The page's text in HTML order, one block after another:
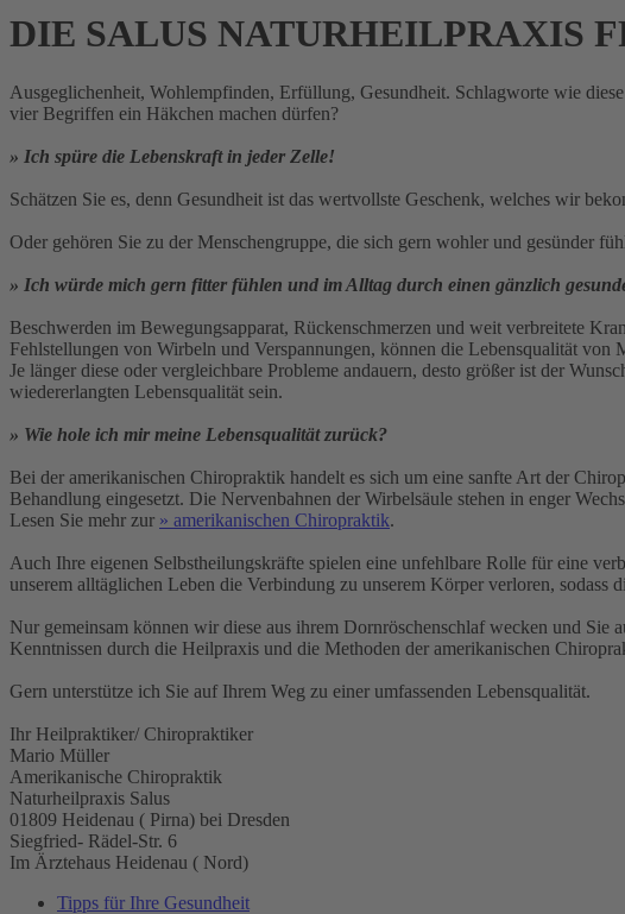
DIE SALUS NATURHEILPRAXIS
Ausgeglichenheit, Wohlempfinden, Erfüllung, Gesundheit. Schlagworte wie
vier Begriffen ein Häkchen machen dürfen?
» Ich spüre die Lebenskraft in jeder Zelle!
Schätzen Sie es, denn Gesundheit ist das wertvollste Geschenk, welches wir
Oder gehören Sie zu der Menschengruppe, die sich gern wohler und gesünder
» Ich würde mich gern fitter fühlen und im Alltag durch einen gänzlich
Beschwerden im Bewegungsapparat, Rückenschmerzen und weit verbreitete
Fehlstellungen von Wirbeln und Verspannungen, können die Lebensqualität von
Je länger diese oder vergleichbare Probleme andauern, desto größer ist der
wiedererlangten Lebensqualität sein.
» Wie hole ich mir meine Lebensqualität zurück?
Bei der amerikanischen Chiropraktik handelt es sich um eine sanfte Art der
Behandlung eingesetzt. Die Nervenbahnen der Wirbelsäule stehen in enger
Lesen Sie mehr zur » amerikanischen Chiropraktik.
Auch Ihre eigenen Selbstheilungskräfte spielen eine unfehlbare Rolle für eine
unserem alltäglichen Leben die Verbindung zu unserem Körper verloren, sodass
Nur gemeinsam können wir diese aus ihrem Dornröschenschlaf wecken und
Kenntnissen durch die Heilpraxis und die Methoden der amerikanischen
Gern unterstütze ich Sie auf Ihrem Weg zu einer umfassenden Lebensqualität.
Ihr Heilpraktiker/ Chiropraktiker
Mario Müller
Amerikanische Chiropraktik
Naturheilpraxis Salus
01809 Heidenau ( Pirna) bei Dresden
Siegfried- Rädel-Str. 6
Im Ärztehaus Heidenau ( Nord)
Tipps für Ihre Gesundheit